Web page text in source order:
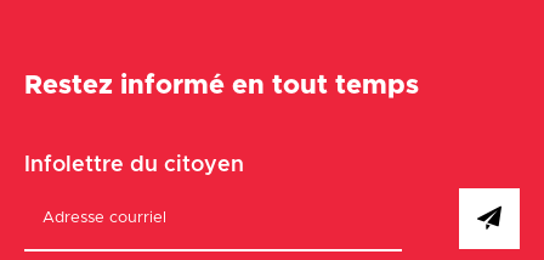
Restez informé en tout temps
Infolettre du citoyen